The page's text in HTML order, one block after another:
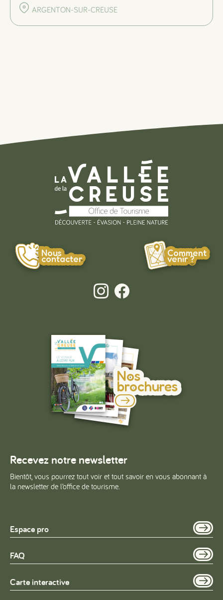
ARGENTON-SUR-CREUSE
Nous
contacter
Comment
venir ?
Nos
brochures
Recevez notre newsletter
Bientôt, vous pourrez tout voir et tout savoir en vous abonnant à
la newsletter de l’office de tourisme.
Espace pro
FAQ
Carte interactive